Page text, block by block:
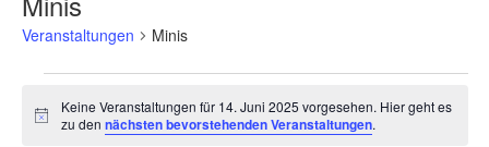
Veranstaltungen Minis
Hinweis
Keine Veranstaltungen für 14. Juni 2025 vorgesehen. Hier geht es
zu den nächsten bevorstehenden Veranstaltungen.